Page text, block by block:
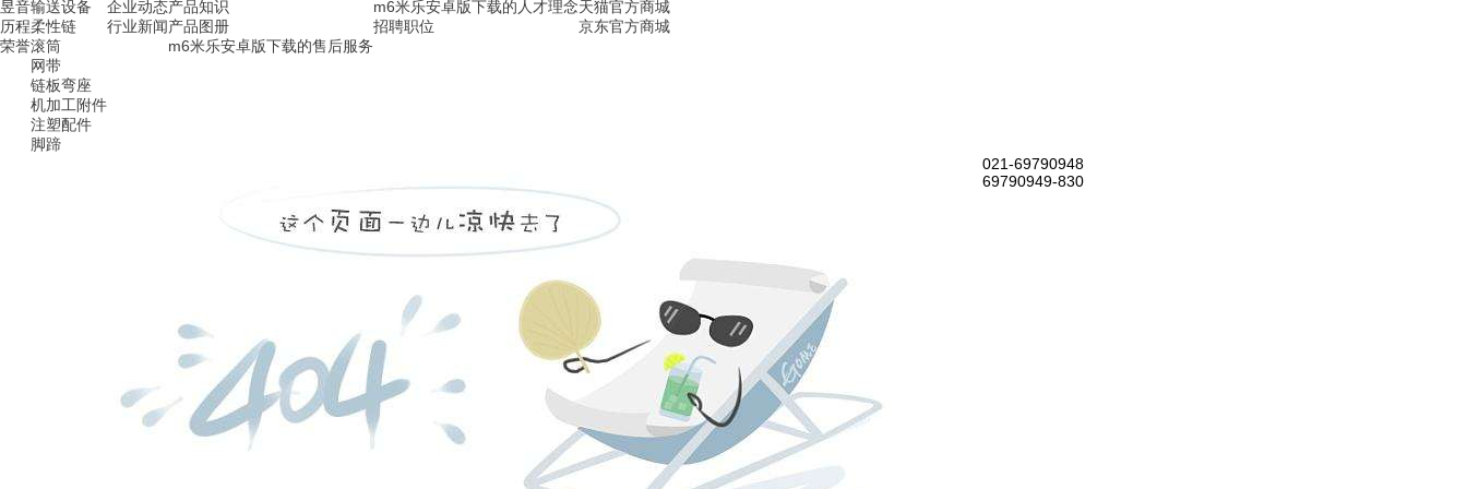
昱音
历程
荣誉
输送设备
柔性链
滚筒
网带
链板弯座
机加工附件
注塑配件
脚蹄
企业动态
行业新闻
产品知识
产品图册
m6米乐安卓版下载的售后服务
m6米乐安卓版下载的人才理念
招聘职位
天猫官方商城
京东官方商城
021-69790948
69790949-830